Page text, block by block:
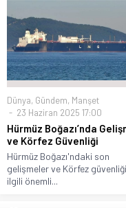
Dünya, Gündem, Manşet
23 Haziran 2025 17:00
Hürmüz Boğazı’nda
ve Körfez Güvenliği
Hürmüz Boğazı'ndaki son
gelişmeler ve Körfez
ilgili önemli...